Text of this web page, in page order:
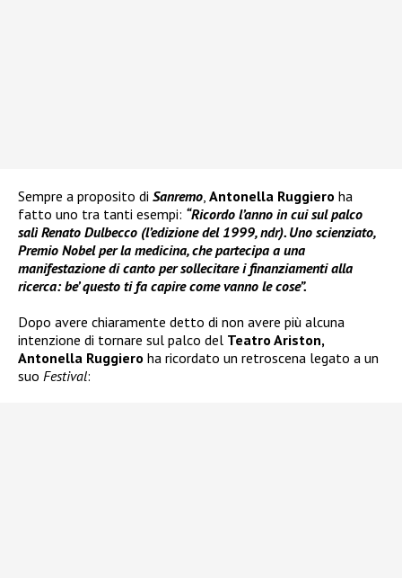
Sempre a proposito di Sanremo, Antonella Ruggiero ha
fatto uno tra tanti esempi: “Ricordo l’anno in cui sul palco
salì Renato Dulbecco (l’edizione del 1999, ndr). Uno scienziato,
Premio Nobel per la medicina, che partecipa a una
manifestazione di canto per sollecitare i finanziamenti alla
ricerca: be’ questo ti fa capire come vanno le cose”.
Dopo avere chiaramente detto di non avere più alcuna
intenzione di tornare sul palco del Teatro Ariston,
Antonella Ruggiero ha ricordato un retroscena legato a un
suo Festival: